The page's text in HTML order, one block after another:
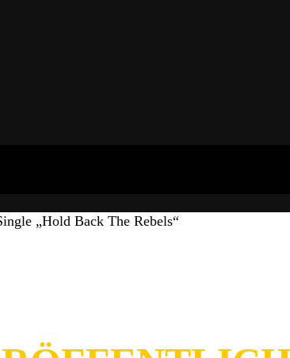
„Hold Back The Rebels“